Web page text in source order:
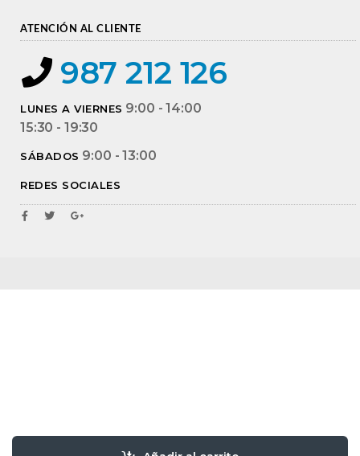
ATENCIÓN AL CLIENTE
987 212 126
LUNES A VIERNES 9:00 - 14:00
15:30 - 19:30
SÁBADOS 9:00 - 13:00
REDES SOCIALES